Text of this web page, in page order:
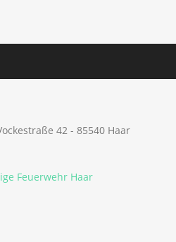
42 - 85540 Haar
Feuerwehr Haar